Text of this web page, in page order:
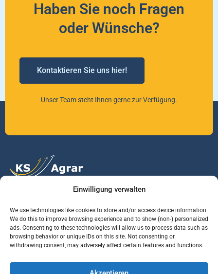
Einwilligung verwalten
We use technologies like cookies to store and/or access device information.
We do this to improve browsing experience and to show (non-) personalized
ads. Consenting to these technologies will allow us to process data such as
browsing behavior or unique IDs on this site. Not consenting or
withdrawing consent, may adversely affect certain features and functions.
Haben Sie noch Fragen
oder Wünsche?
Kontaktieren Sie uns hier!
Unser Team steht Ihnen gerne zur Verfügung.
Vertrauen Sie auf unsere Expertise im Agrarmarkt.
Services Jobs Informationen